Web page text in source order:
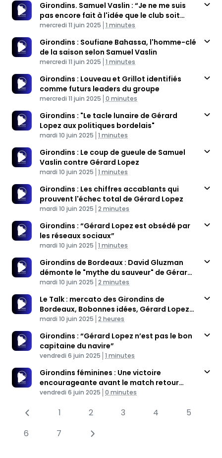
Girondins. Samuel Vaslin : “Je ne me suis
pas encore fait à l'idée que le club soit
liquidé”
Published At
mercredi 11 juin 2025 Time
1 minutes
Girondins : Soufiane Bahassa, l'homme-clé
de la saison selon Samuel Vaslin
Published At
mercredi 11 juin 2025 Time
1 minutes
Girondins : Louveau et Grillot identifiés
comme futurs leaders du groupe
Published At
mercredi 11 juin 2025 Time
0 minutes
Girondins : "Le tacle lunaire de Gérard
Lopez aux politiques bordelais"
Published At
mardi 10 juin 2025 Time
1 minutes
Girondins : Le coup de gueule de Samuel
Vaslin contre Gérard Lopez
Published At
mardi 10 juin 2025 Time
1 minutes
Girondins : Les chiffres accablants qui
prouvent l'échec total de Gérard Lopez
Published At
mardi 10 juin 2025 Time
2 minutes
Girondins : “Gérard Lopez est obsédé par
les réseaux sociaux”
Published At
mardi 10 juin 2025 Time
1 minutes
Girondins de Bordeaux : David Gluzman
démonte le "mythe du sauveur" de Gérard
Lopez
Published At
mardi 10 juin 2025 Time
2 minutes
Le Talk : mercato des Girondins de
Bordeaux, Bobonnes idées, Gérard Lopez
s'entête
Published At
mardi 10 juin 2025 Time
2 heures
Girondins : “Gérard Lopez n’est pas le bon
capitaine du navire”
Published At
vendredi 6 juin 2025 Time
1 minutes
Girondins féminines : Une victoire
encourageante avant le match retour
contre Annecy
Published At
vendredi 6 juin 2025 Time
0 minutes
1 2 3 4
5
6
7